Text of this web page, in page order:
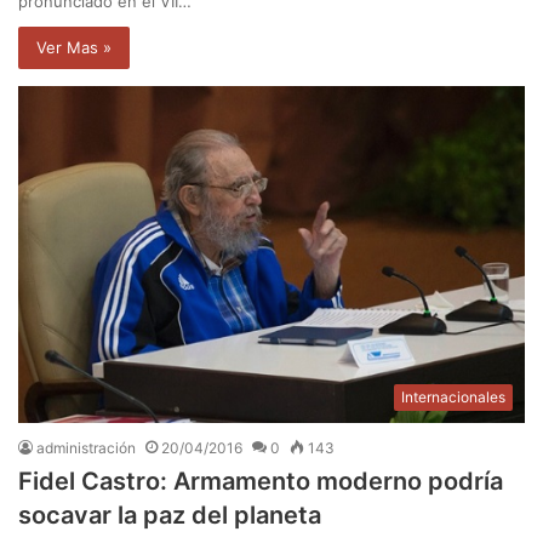
Ver Mas »
Internacionales
administración 20/04/2016 0 143
Fidel Castro: Armamento moderno podría
socavar la paz del planeta